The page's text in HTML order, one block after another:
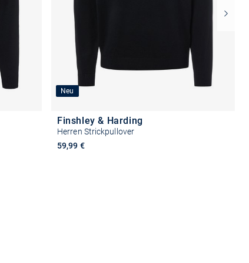
Neu
Finshley & Harding
Herren Strickpullover
59,99 €